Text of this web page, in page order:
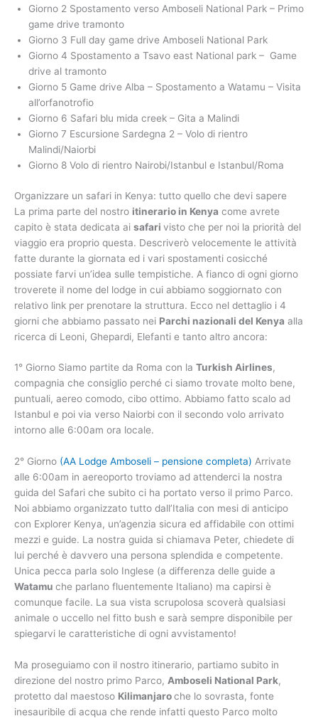
Giorno 2 Spostamento verso Amboseli National Park – Primo
game drive tramonto
Giorno 3 Full day game drive Amboseli National Park
Giorno 4 Spostamento a Tsavo east National park – Game
drive al tramonto
Giorno 5 Game drive Alba – Spostamento a Watamu – Visita
all’orfanotrofio
Giorno 6 Safari blu mida creek – Gita a Malindi
Giorno 7 Escursione Sardegna 2 – Volo di rientro
Malindi/Naiorbi
Giorno 8 Volo di rientro Nairobi/Istanbul e Istanbul/Roma
Organizzare un safari in Kenya: tutto quello che devi sapere
La prima parte del nostro itinerario in Kenya come avrete
capito è stata dedicata ai safari visto che per noi la priorità del
viaggio era proprio questa. Descriverò velocemente le attività
fatte durante la giornata ed i vari spostamenti cosicché
possiate farvi un’idea sulle tempistiche. A fianco di ogni giorno
troverete il nome del lodge in cui abbiamo soggiornato con
relativo link per prenotare la struttura. Ecco nel dettaglio i 4
giorni che abbiamo passato nei Parchi nazionali del Kenya alla
ricerca di Leoni, Ghepardi, Elefanti e tanto altro ancora:
1° Giorno Siamo partite da Roma con la Turkish Airlines,
compagnia che consiglio perché ci siamo trovate molto bene,
puntuali, aereo comodo, cibo ottimo. Abbiamo fatto scalo ad
Istanbul e poi via verso Naiorbi con il secondo volo arrivato
intorno alle 6:00am ora locale.
2° Giorno (AA Lodge Amboseli – pensione completa) Arrivate
alle 6:00am in aereoporto troviamo ad attenderci la nostra
guida del Safari che subito ci ha portato verso il primo Parco.
Noi abbiamo organizzato tutto dall’Italia con mesi di anticipo
con Explorer Kenya, un’agenzia sicura ed affidabile con ottimi
mezzi e guide. La nostra guida si chiamava Peter, chiedete di
lui perché è davvero una persona splendida e competente.
Unica pecca parla solo Inglese (a differenza delle guide a
Watamu che parlano fluentemente Italiano) ma capirsi è
comunque facile. La sua vista scrupolosa scoverà qualsiasi
animale o uccello nel fitto bush e sarà sempre disponibile per
spiegarvi le caratteristiche di ogni avvistamento!
Ma proseguiamo con il nostro itinerario, partiamo subito in
direzione del nostro primo Parco, Amboseli National Park,
protetto dal maestoso Kilimanjaroche lo sovrasta, fonte
inesauribile di acqua che rende infatti questo Parco molto